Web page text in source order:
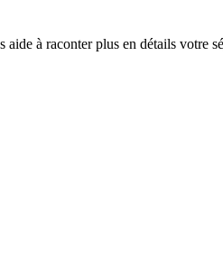
à raconter plus en détails votre